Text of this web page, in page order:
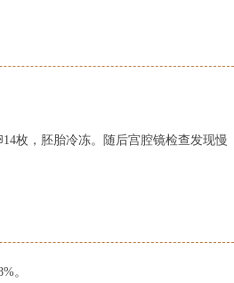
枚，胚胎冷冻。随后宫腔镜检查发现慢
。